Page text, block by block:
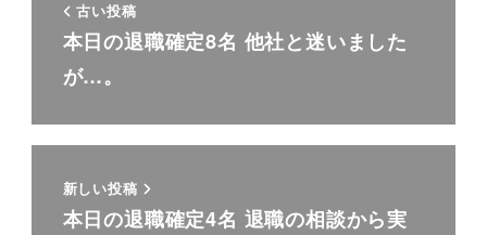
古い投稿
本日の退職確定8名 他社と迷いました
が…。
新しい投稿
本日の退職確定4名 退職の相談から実